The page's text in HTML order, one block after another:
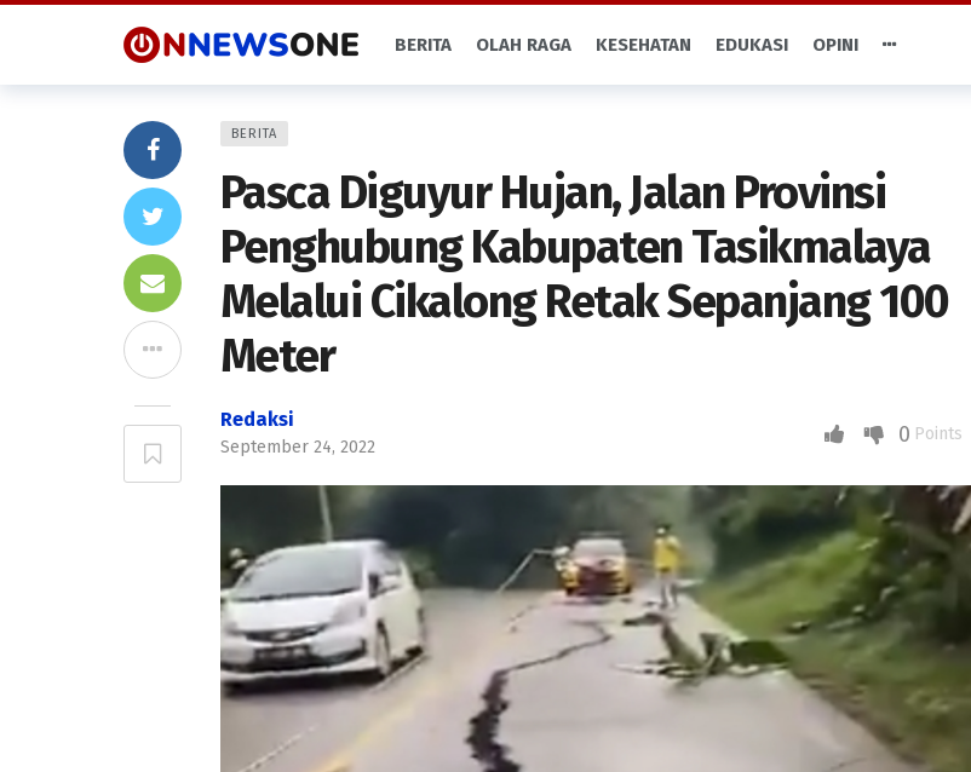
BERITA OLAH RAGA KESEHATAN EDUKASI OPINI
BERITA
Pasca Diguyur Hujan, Jalan Provinsi
Penghubung Kabupaten Tasikmalaya
Melalui Cikalong Retak Sepanjang 100
Meter
Redaksi
September 24, 2022 0 Points